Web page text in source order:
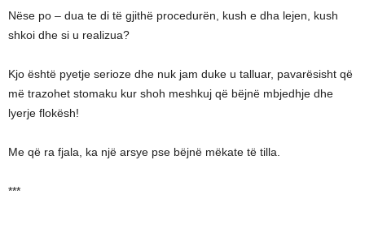
Nëse po – dua te di të gjithë procedurën, kush e dha lejen, kush
shkoi dhe si u realizua?
Kjo është pyetje serioze dhe nuk jam duke u talluar, pavarësisht që
më trazohet stomaku kur shoh meshkuj që bëjnë mbjedhje dhe
lyerje flokësh!
Me që ra fjala, ka një arsye pse bëjnë mëkate të tilla.
***